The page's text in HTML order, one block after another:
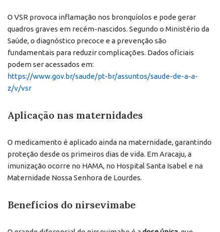
O VSR provoca inflamação nos bronquíolos e pode gerar
quadros graves em recém-nascidos. Segundo o Ministério da
Saúde, o diagnóstico precoce e a prevenção são
fundamentais para reduzir complicações. Dados oficiais
podem ser acessados em:
https://www.gov.br/saude/pt-br/assuntos/saude-de-a-a-
z/v/vsr
Aplicação nas maternidades
O medicamento é aplicado ainda na maternidade, garantindo
proteção desde os primeiros dias de vida. Em Aracaju, a
imunização ocorre no HAMA, no Hospital Santa Isabel e na
Maternidade Nossa Senhora de Lourdes.
Benefícios do nirsevimabe